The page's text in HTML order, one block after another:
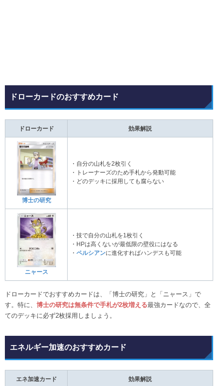
ドローカードのおすすめカード
ドローカード 効果解説
博士の研究
・自分の山札を2枚引く
・トレーナーズのため手札から発動可能
・どのデッキに採用しても腐らない
ニャース
・技で自分の山札を1枚引く
・HPは高くないが最低限の壁役にはなる
・ ペルシアンに進化すればハンデスも可能
ドローカードでおすすめカードは、「博士の研究」と「ニャース」で
す。特に、 博士の研究は無条件で手札が2枚増える最強カードなので、全
てのデッキに必ず2枚採用しましょう。
エネルギー加速のおすすめカード
エネ加速カード 効果解説